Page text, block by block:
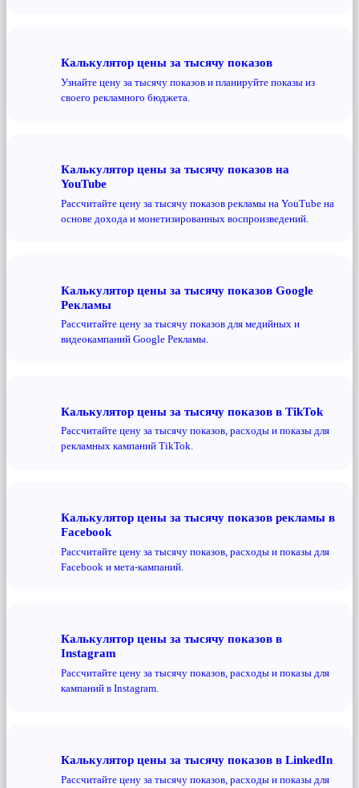
Калькулятор цены за тысячу показов
Узнайте цену за тысячу показов и планируйте показы из
своего рекламного бюджета.
Калькулятор цены за тысячу показов на
YouTube
Рассчитайте цену за тысячу показов рекламы на YouTube на
основе дохода и монетизированных воспроизведений.
Калькулятор цены за тысячу показов Google
Рекламы
Рассчитайте цену за тысячу показов для медийных и
видеокампаний Google Рекламы.
Калькулятор цены за тысячу показов в TikTok
Рассчитайте цену за тысячу показов, расходы и показы для
рекламных кампаний TikTok.
Калькулятор цены за тысячу показов рекламы в
Facebook
Рассчитайте цену за тысячу показов, расходы и показы для
Facebook и мета-кампаний.
Калькулятор цены за тысячу показов в
Instagram
Рассчитайте цену за тысячу показов, расходы и показы для
кампаний в Instagram.
Калькулятор цены за тысячу показов в LinkedIn
Рассчитайте цену за тысячу показов, расходы и показы для